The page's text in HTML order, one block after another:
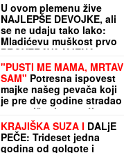
U ovom plemenu žive
NAJLEPŠE DEVOJKE, ali
se ne udaju tako lako:
Mladićevu muškost prvo
PROVERAVA NJENA
TETKA, a ako ona nije
zadovoljna sledi SUROVA
KAZNA
"PUSTI ME MAMA, MRTAV
SAM" Potresna ispovest
majke našeg pevača koji
je pre dve godine stradao
u stravičnoj nesreći:
"Onesvestila sam se,
kosti su mu bile
polomljene"
KRAJIŠKA SUZA I DALjE
PEČE: Trideset jedna
godina od golgote i